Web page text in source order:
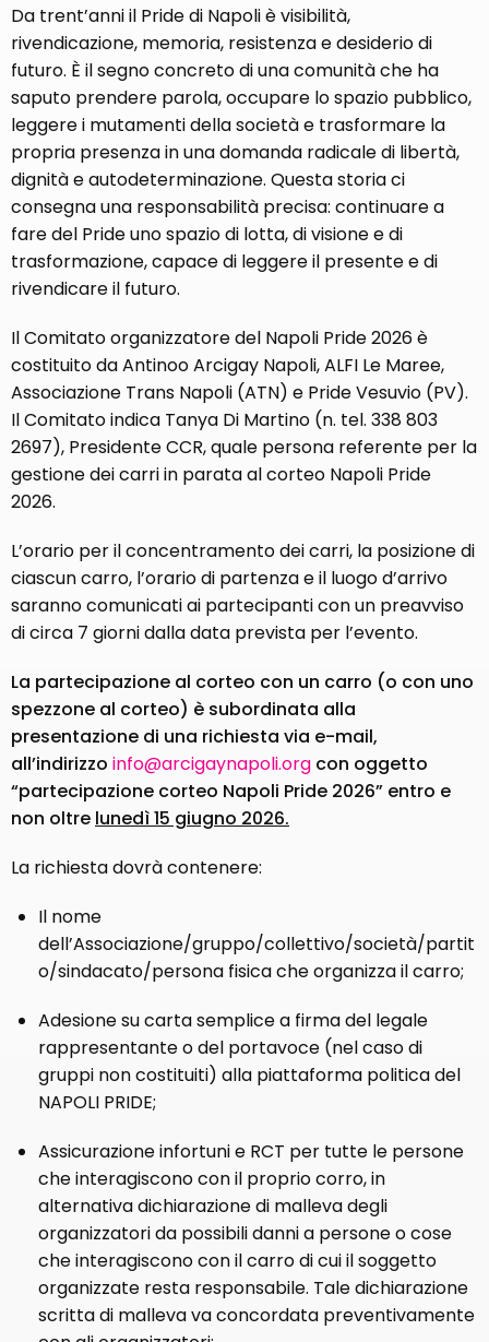
Da trent’anni il Pride di Napoli è visibilità,
rivendicazione, memoria, resistenza e desiderio di
futuro. È il segno concreto di una comunità che ha
saputo prendere parola, occupare lo spazio pubblico,
leggere i mutamenti della società e trasformare la
propria presenza in una domanda radicale di libertà,
dignità e autodeterminazione. Questa storia ci
consegna una responsabilità precisa: continuare a
fare del Pride uno spazio di lotta, di visione e di
trasformazione, capace di leggere il presente e di
rivendicare il futuro.
Il Comitato organizzatore del Napoli Pride 2026 è
costituito da Antinoo Arcigay Napoli, ALFI Le Maree,
Associazione Trans Napoli (ATN) e Pride Vesuvio (PV).
Il Comitato indica Tanya Di Martino (n. tel. 338 803
2697), Presidente CCR, quale persona referente per la
gestione dei carri in parata al corteo Napoli Pride
2026.
L’orario per il concentramento dei carri, la posizione di
ciascun carro, l’orario di partenza e il luogo d’arrivo
saranno comunicati ai partecipanti con un preavviso
di circa 7 giorni dalla data prevista per l’evento.
La partecipazione al corteo con un carro (o con uno
spezzone al corteo) è subordinata alla
presentazione di una richiesta via e-mail,
all’indirizzo info@arcigaynapoli.org con oggetto
“partecipazione corteo Napoli Pride 2026” entro e
non oltre lunedì 15 giugno 2026.
La richiesta dovrà contenere:
Il nome
dell’Associazione/gruppo/collettivo/società/partit
o/sindacato/persona fisica che organizza il carro;
Adesione su carta semplice a firma del legale
rappresentante o del portavoce (nel caso di
gruppi non costituiti) alla piattaforma politica del
NAPOLI PRIDE;
Assicurazione infortuni e RCT per tutte le persone
che interagiscono con il proprio corro, in
alternativa dichiarazione di malleva degli
organizzatori da possibili danni a persone o cose
che interagiscono con il carro di cui il soggetto
organizzate resta responsabile. Tale dichiarazione
scritta di malleva va concordata preventivamente